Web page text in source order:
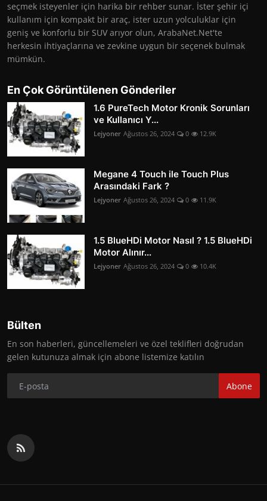
seçmek isteyenler için harika bir rehber sunar. İster şehir içi
kullanım için kompakt bir araç, ister uzun yolculuklar için
geniş ve konforlu bir SUV arıyor olun, ArabaNet.Net'te
herkesin ihtiyaçlarına ve zevkine uygun bir seçenek bulmak
mümkün.
En Çok Görüntülenen Gönderiler
1.6 PureTech Motor Kronik Sorunları
ve Kullanıcı Y...
Lejyoner Ağustos 26, 2024 0 12.9K
Megane 4 Touch ile Touch Plus
Arasındaki Fark ?
Lejyoner Ağustos 26, 2024 0 11.9K
1.5 BlueHDi Motor Nasıl ? 1.5 BlueHDi
Motor Alınır...
Lejyoner Ağustos 26, 2024 0 10.4K
Bülten
En son haberleri, güncellemeleri ve özel teklifleri doğrudan
gelen kutunuza almak için abone listemize katılın
Abone